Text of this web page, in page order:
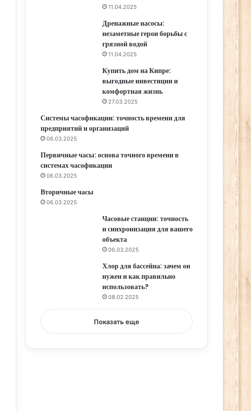
11.04.2025
Дренажные насосы:
незаметные герои борьбы с
грязной водой
11.04.2025
Купить дом на Кипре:
выгодные инвестиции и
комфортная жизнь
27.03.2025
Системы часофикации: точность времени для
предприятий и организаций
06.03.2025
Первичные часы: основа точного времени в
системах часофикации
06.03.2025
Вторичные часы
06.03.2025
Часовые станции: точность
и синхронизация для вашего
объекта
06.03.2025
Хлор для бассейна: зачем он
нужен и как правильно
использовать?
08.02.2025
Показать еще